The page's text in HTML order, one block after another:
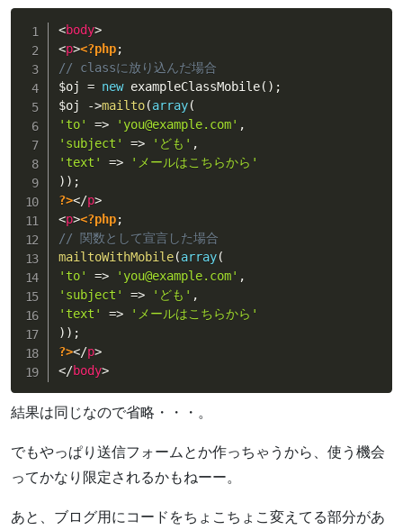
<body>
<p><?php;
// classに放り込んだ場合
$oj
= new exampleClassMobile( ) ;
$oj
->mailto(array(
'to'
=> 'you@example.com' ,
'subject'
=> 'ども' ,
'text'
=>
'メールはこちらから'
) ) ;
?></p>
<p><?php;
// 関数として宣言した場合
mailtoWithMobile(array(
'to'
=> 'you@example.com' ,
'subject'
=> 'ども' ,
'text'
=>
'メールはこちらから'
) ) ;
?></p>
</body>
結果は同じなので省略・・・。
でもやっぱり送信フォームとか作っちゃうから、使う機会
ってかなり限定されるかもねーー。
あと、ブログ用にコードをちょこちょこ変えてる部分があ